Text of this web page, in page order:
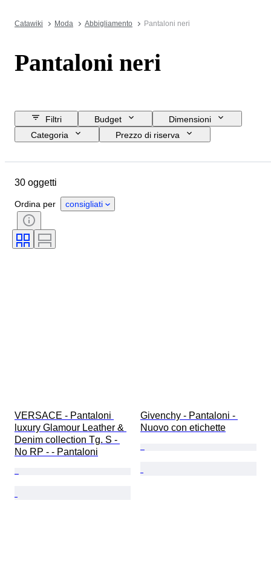
Catawiki Moda Abbigliamento Pantaloni neri
Pantaloni neri
Filtri Budget
Dimensioni
Categoria
Prezzo di riserva
Oggetto
Materiale
Genere
Condizioni
Epoca
Motivo
30 oggetti
Ordina per consigliati
VERSACE - Pantaloni
luxury Glamour Leather &
Denim collection Tg. S -
No RP - - Pantaloni
Givenchy - Pantaloni -
Nuovo con etichette